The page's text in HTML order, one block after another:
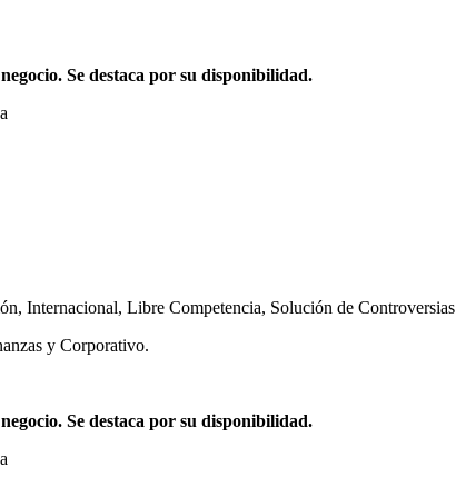
Se destaca por su disponibilidad.
, Internacional, Libre Competencia, Solución de Controversias
y Corporativo.
Se destaca por su disponibilidad.